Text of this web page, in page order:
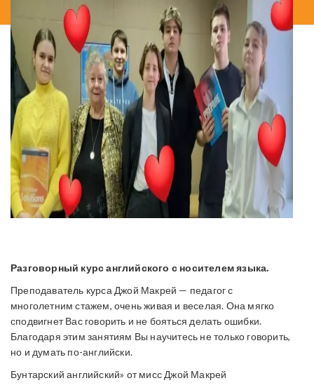
Разговорный курс английского с носителем языка.
Преподаватель курса Джой Макрей — педагог с
многолетним стажем, очень живая и веселая. Она мягко
сподвигнет Вас говорить и не бояться делать ошибки.
Благодаря этим занятиям Вы научитесь не только говорить,
но и думать по-английски.
Бунтарский английский» от мисс Джой Макрей